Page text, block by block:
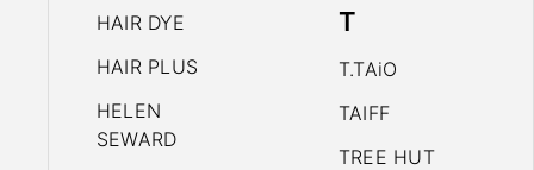
HAIR DYE
HAIR PLUS
HELEN
SEWARD
T
T.TAiO
TAIFF
TREE HUT